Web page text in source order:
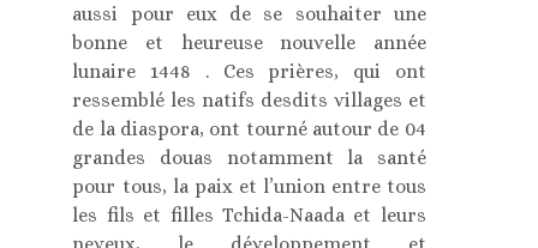
aussi pour eux de se souhaiter une
bonne et heureuse nouvelle année
lunaire 1448 . Ces prières, qui ont
ressemblé les natifs desdits villages et
de la diaspora, ont tourné autour de 04
grandes douas notamment la santé
pour tous, la paix et l’union entre tous
les fils et filles Tchida-Naada et leurs
neveux, le développement et